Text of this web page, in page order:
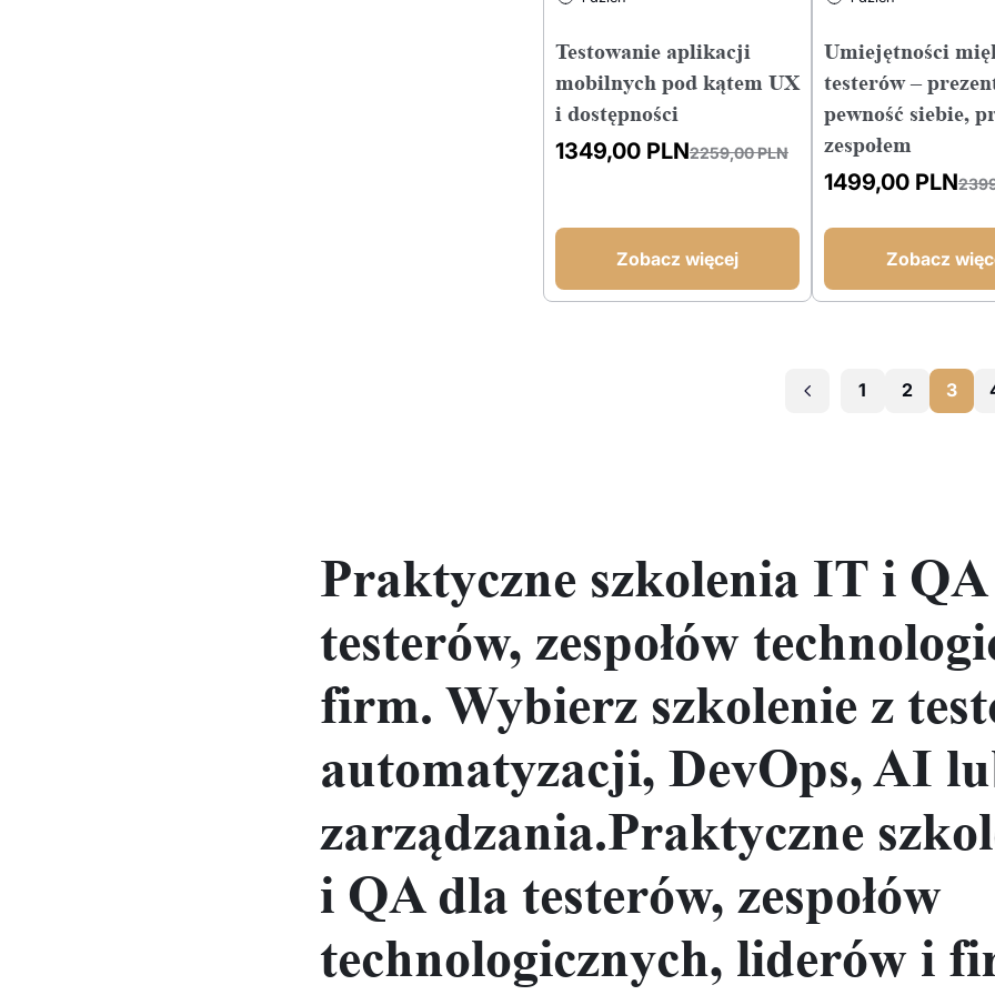
Testowanie aplikacji
mobilnych pod kątem UX
i dostępności
2259,00PLN
1349,00 PLN
Zobacz więcej
Umiejętności
testerów –
pewność siebie,
zespołem
cena
wynosiła:
1499,00 PLN
cena
Zobacz
1 2 3
Praktyczne szkolenia IT i
testerów, zespołów
firm. Wybierz szkolenie z
automatyzacji, DevOps, AI
zarządzania.Praktyczne
i QA dla testerów, zespołów
technologicznych, liderów i